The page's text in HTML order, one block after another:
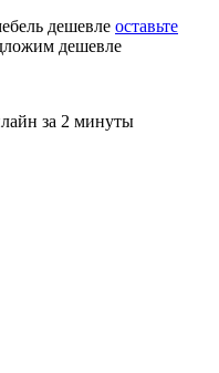
дешевле оставьте
дешевле
за 2 минуты